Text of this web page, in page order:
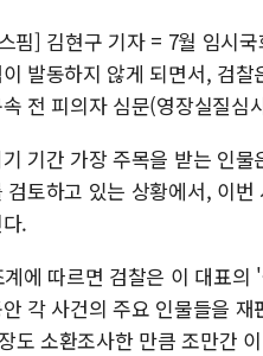
핌] 김현구 기자 = 7월 임시
발동하지 않게 되면서, 검
전 피의자 심문(영장실질심
기간 가장 주목을 받는 인
검토하고 있는 상황에서, 이
.
계에 따르면 검찰은 이 대표
각 사건의 주요 인물들을
도 소환조사한 만큼 조만간